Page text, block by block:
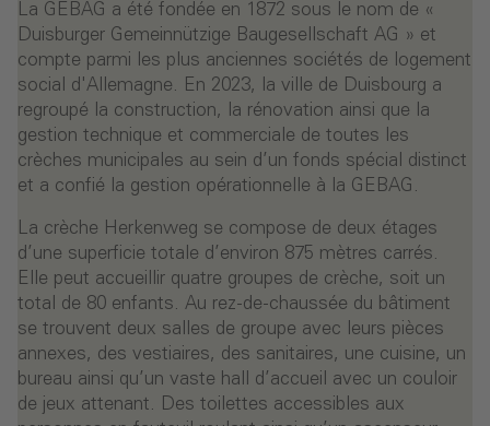
La GEBAG a été fondée en 1872 sous le nom de «
Duisburger Gemeinnützige Baugesellschaft AG » et
compte parmi les plus anciennes sociétés de logement
social d'Allemagne. En 2023, la ville de Duisbourg a
regroupé la construction, la rénovation ainsi que la
gestion technique et commerciale de toutes les
crèches municipales au sein d’un fonds spécial distinct
et a confié la gestion opérationnelle à la GEBAG.
La crèche Herkenweg se compose de deux étages
d’une superficie totale d’environ 875 mètres carrés.
Elle peut accueillir quatre groupes de crèche, soit un
total de 80 enfants. Au rez-de-chaussée du bâtiment
se trouvent deux salles de groupe avec leurs pièces
annexes, des vestiaires, des sanitaires, une cuisine, un
bureau ainsi qu’un vaste hall d’accueil avec un couloir
de jeux attenant. Des toilettes accessibles aux